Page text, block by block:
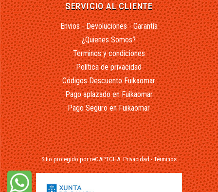
SERVICIO AL CLIENTE
Envios - Devoluciones - Garantía
¿Quienes Somos?
Terminos y condiciones
Política de privacidad
Códigos Descuento Fuikaomar
Pago aplazado en Fuikaomar
Pago Seguro en Fuikaomar
Sitio protegido por reCAPTCHA.Privacidad-Términos